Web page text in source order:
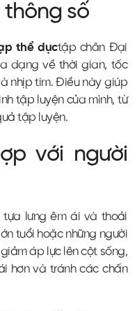
thông số
thể dụctập chân Đại
dạng về thời gian, tốc
nhịp tim. Điều này giúp
tập luyện của mình, từ
tập luyện.
với người
lưng êm ái và thoải
tuổi hoặc những người
áp lực lên cột sống,
hơn và tránh các chấn